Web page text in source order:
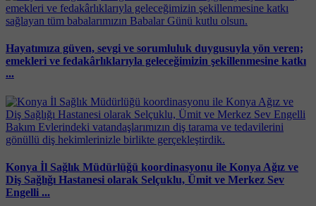
Hayatımıza güven, sevgi ve sorumluluk duygusuyla yön veren;
emekleri ve fedakârlıklarıyla geleceğimizin şekillenmesine katkı
...
Konya İl Sağlık Müdürlüğü koordinasyonu ile Konya Ağız ve
Diş Sağlığı Hastanesi olarak Selçuklu, Ümit ve Merkez Sev
Engelli ...